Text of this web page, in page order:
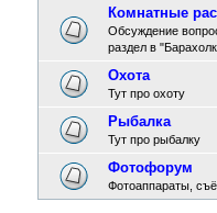
Комнатные
Обсуждение
раздел в
Охота
Тут про охоту
Рыбалка
Тут про рыбалку
Фотофорум
Фотоаппараты,